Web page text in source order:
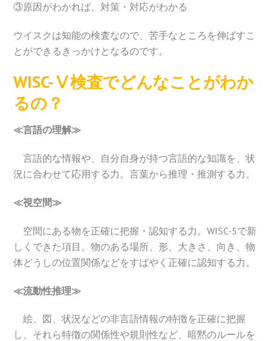
③原因がわかれば、対策・対応がわかる
ウイスクは知能の検査なので、苦手なところを伸ばすこ
とができるきっかけとなるのです。
WISC-Ⅴ検査でどんなことがわか
るの？
≪言語の理解≫
言語的な情報や、自分自身が持つ言語的な知識を、状
況に合わせて応用する力。言葉から推理・推測する力。
≪視空間≫
空間にある物を正確に把握・認知する力。WISC-5で新
しくできた項目。物のある場所、形、大きさ、向き、物
体どうしの位置関係などをすばやく正確に認知する力。
≪流動性推理≫
絵、図、状況などの非言語情報の特徴を正確に把握
し、それら特徴の関係性や規則性など、暗黙のルールを